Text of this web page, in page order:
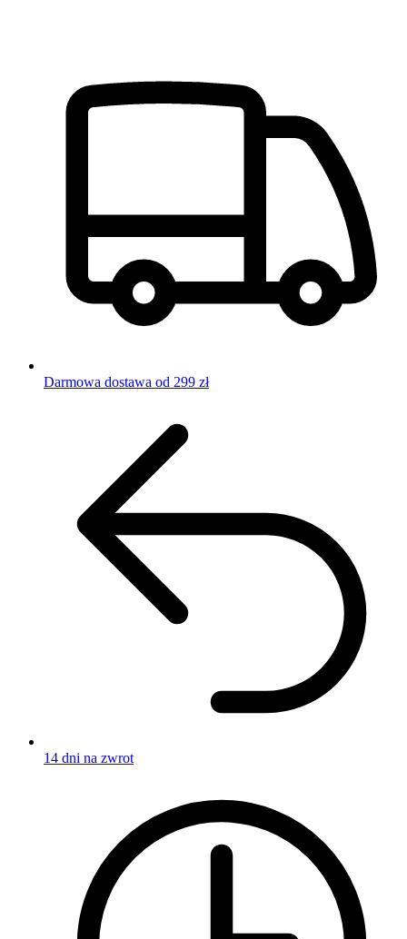
Darmowa dostawa od 299 zł
14 dni na zwrot